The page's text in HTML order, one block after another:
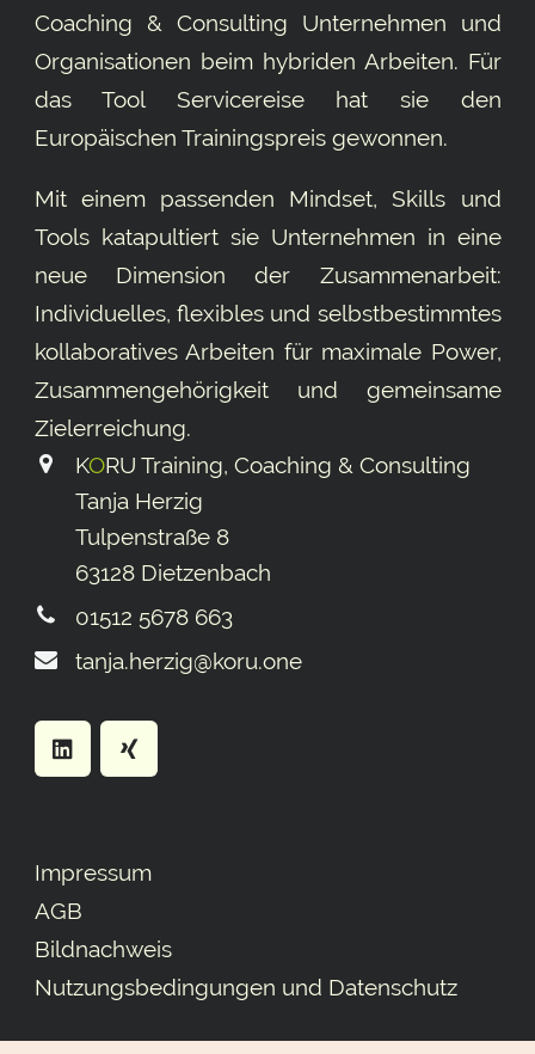
Coaching & Consulting Unternehmen und
Organisationen beim hybriden Arbeiten. Für
das Tool Servicereisehat sie den
Europäischen Trainingspreis gewonnen.
Mit einem passenden Mindset, Skills und
Tools katapultiert sie Unternehmen in eine
neue Dimension der Zusammenarbeit:
Individuelles, flexibles und selbstbestimmtes
kollaboratives Arbeiten für maximale Power,
Zusammengehörigkeit und gemeinsame
Ziel­erreichung.
KORU Training, Coaching & Consulting
Tanja Herzig
Tulpenstraße 8
63128 Dietzenbach
01512 5678 663
tanja.herzig@koru.one
Impressum
AGB
Bildnachweis
Nutzungsbedingungen und Datenschutz